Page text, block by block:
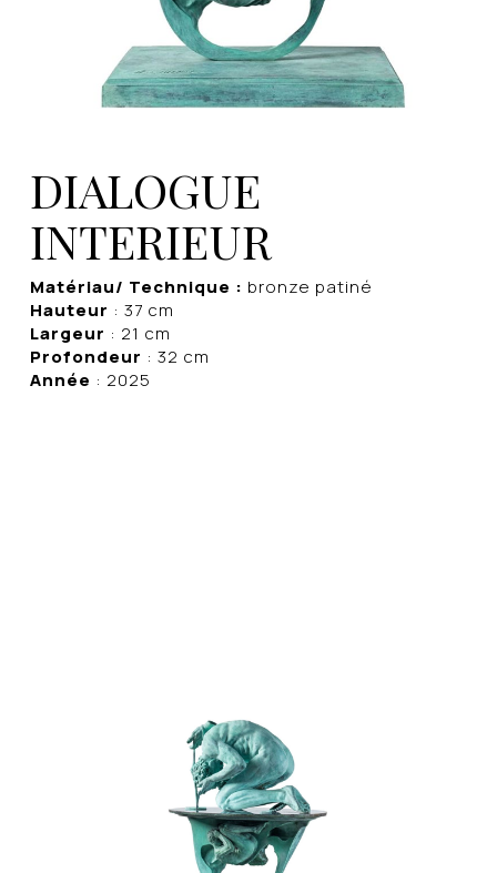
DIALOGUE
INTERIEUR
Matériau/ Technique : bronze patiné
Hauteur : 37 cm
Largeur : 21 cm
Profondeur : 32 cm
Année : 2025